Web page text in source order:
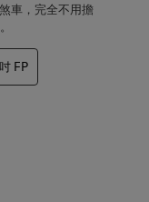
車，完全不用擔
FP